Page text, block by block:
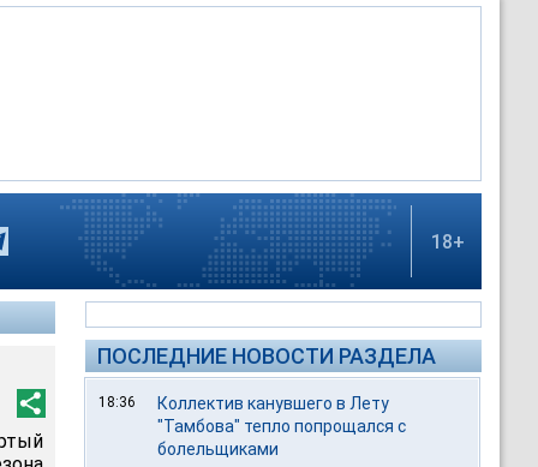
18+
ПОСЛЕДНИЕ НОВОСТИ РАЗДЕЛА
18:36
Коллектив канувшего в Лету
"Тамбова" тепло попрощался с
болельщиками